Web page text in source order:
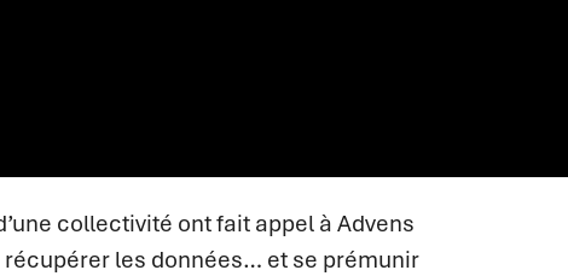
collectivité ont fait appel à Advens
les données… et se prémunir